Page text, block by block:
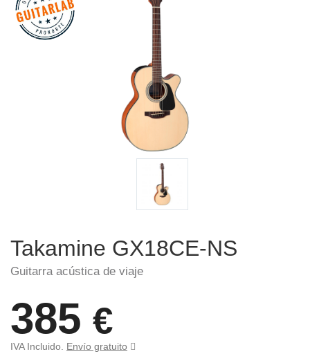
Takamine GX18CE-NS
Guitarra acústica de viaje
385 €
IVA Incluido. Envío gratuito